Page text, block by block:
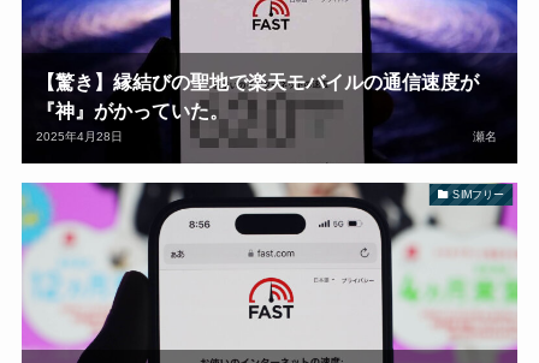
【驚き】縁結びの聖地で楽天モバイルの通信速度が
『神』がかっていた。
2025年4月28日 瀬名
SIMフリー